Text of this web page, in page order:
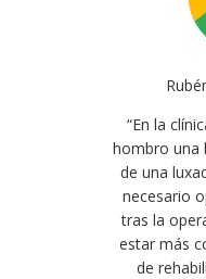
“En la
hombro una
de una
necesario
tras la
estar más
de